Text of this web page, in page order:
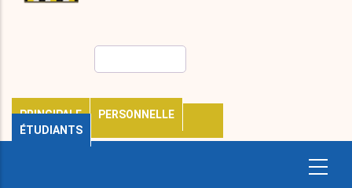
PRINCIPALE
PERSONNELLE
ÉTUDIANTS